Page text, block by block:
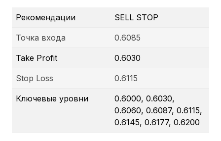
Рекомендации SELL STOP
Точка входа 0.6085
Take Profit 0.6030
Stop Loss 0.6115
Ключевые уровни
0.6000, 0.6030,
0.6060, 0.6087, 0.6115,
0.6145, 0.6177, 0.6200